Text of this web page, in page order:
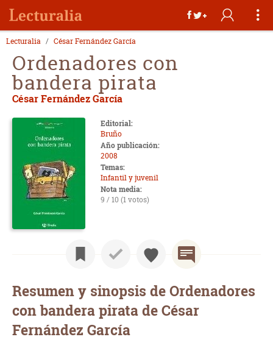
Lecturalia César Fernández García
Ordenadores con
bandera pirata
César Fernández García
Editorial:
Bruño
Año publicación:
2008
Temas:
Infantil y juvenil
Nota media:
9 / 10 (1 votos)
Resumen y sinopsis de Ordenadores
con bandera pirata de César
Fernández García